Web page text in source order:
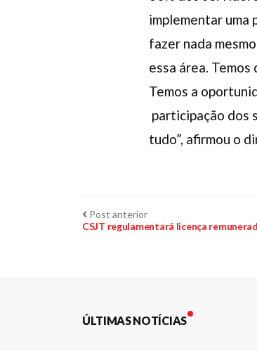
implementar uma
fazer nada
essa área.
Temos a
participação dos
tudo”, afirmou o
Navegação
Post anteriorPost
anterior:
CSJT regulamentará licença
ÚLTIMAS NOTÍCIAS